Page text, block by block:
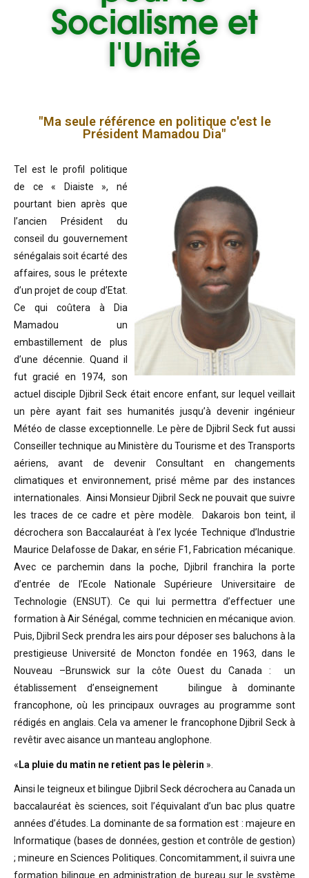
Socialisme et
l'Unité
"Ma seule référence en politique c'est le
Président Mamadou Dia"
Tel est le profil politique
de ce « Diaiste », né
pourtant bien après que
l’ancien Président du
conseil du gouvernement
sénégalais soit écarté des
affaires, sous le prétexte
d’un projet de coup d’Etat.
Ce qui coûtera à Dia
Mamadou un
embastillement de plus
d’une décennie. Quand il
fut gracié en 1974, son
actuel disciple Djibril Seck était encore enfant, sur lequel veillait
un père ayant fait ses humanités jusqu’à devenir ingénieur
Météo de classe exceptionnelle. Le père de Djibril Seck fut aussi
Conseiller technique au Ministère du Tourisme et des Transports
aériens, avant de devenir Consultant en changements
climatiques et environnement, prisé même par des instances
internationales. Ainsi Monsieur Djibril Seck ne pouvait que suivre
les traces de ce cadre et père modèle. Dakarois bon teint, il
décrochera son Baccalauréat à l’ex lycée Technique d’Industrie
Maurice Delafosse de Dakar, en série F1, Fabrication mécanique.
Avec ce parchemin dans la poche, Djibril franchira la porte
d’entrée de l’Ecole Nationale Supérieure Universitaire de
Technologie (ENSUT). Ce qui lui permettra d’effectuer une
formation à Air Sénégal, comme technicien en mécanique avion.
Puis, Djibril Seck prendra les airs pour déposer ses baluchons à la
prestigieuse Université de Moncton fondée en 1963, dans le
Nouveau –Brunswick sur la côte Ouest du Canada : un
établissement d’enseignement bilingue à dominante
francophone, où les principaux ouvrages au programme sont
rédigés en anglais. Cela va amener le francophone Djibril Seck à
revêtir avec aisance un manteau anglophone.
«La pluie du matin ne retient pas le pèlerin ».
Ainsi le teigneux et bilingue Djibril Seck décrochera au Canada un
baccalauréat ès sciences, soit l’équivalant d’un bac plus quatre
années d’études. La dominante de sa formation est : majeure en
Informatique (bases de données, gestion et contrôle de gestion)
; mineure en Sciences Politiques. Concomitamment, il suivra une
formation bilingue en administration de bureau sur le système